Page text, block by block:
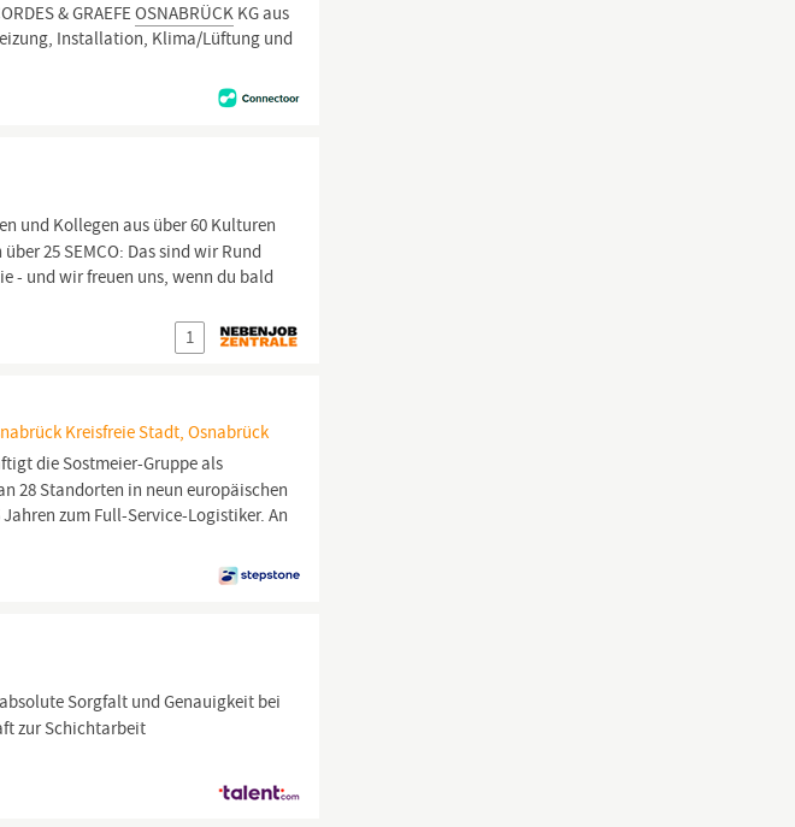
& GRAEFEOSNABRÜCK KG aus
Installation, Klima/Lüftung und
und Kollegen aus über 60 Kulturen
25 SEMCO: Das sind wir Rund
- und wir freuen uns, wenn du bald
1
Kreisfreie Stadt, Osnabrück
die Sostmeier-Gruppe als
28 Standorten in neun europäischen
zum Full-Service-Logistiker. An
Sorgfalt und Genauigkeit bei
zur Schichtarbeit